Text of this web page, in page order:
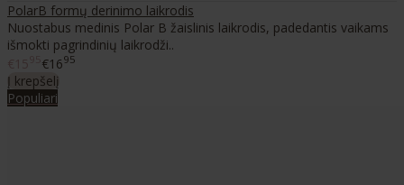
PolarB formų derinimo laikrodis
Nuostabus medinis Polar B žaislinis laikrodis, padedantis vaikams
išmokti pagrindinių laikrodži..
€1695
Į krepšelį
Populiari